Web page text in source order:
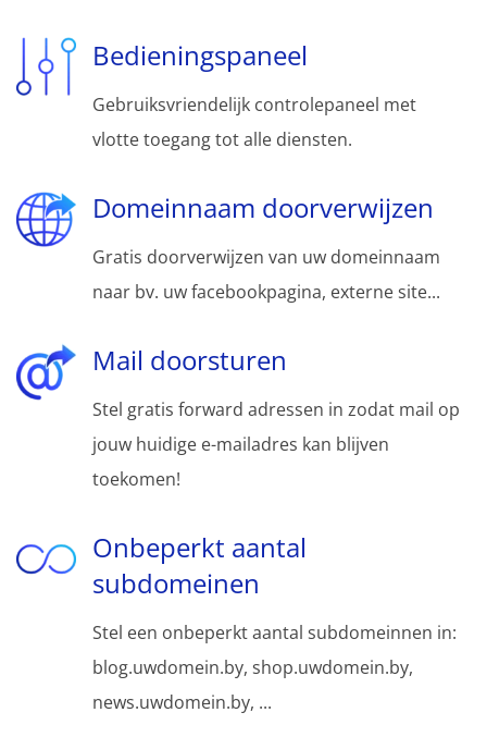
Bedieningspaneel
Gebruiksvriendelijk controlepaneel met
vlotte toegang tot alle diensten.
Domeinnaam doorverwijzen
Gratis doorverwijzen van uw domeinnaam
naar bv. uw facebookpagina, externe site...
Mail doorsturen
Stel gratis forward adressen in zodat mail op
jouw huidige e-mailadres kan blijven
toekomen!
Onbeperkt aantal
subdomeinen
Stel een onbeperkt aantal subdomeinnen in:
blog.uwdomein.by, shop.uwdomein.by,
news.uwdomein.by, ...